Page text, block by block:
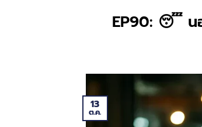
EP90: 😴 น
13
ต.ค.